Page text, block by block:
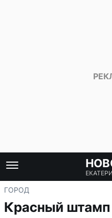
ГОРОД
Красный штамп